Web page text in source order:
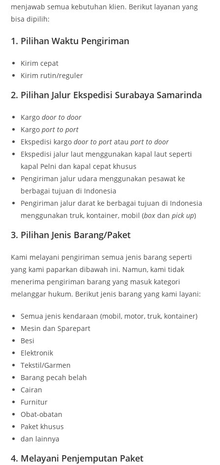
menjawab semua kebutuhan klien. Berikut layanan yang
bisa dipilih:
1. Pilihan Waktu Pengiriman
Kirim cepat
Kirim rutin/reguler
2. Pilihan Jalur Ekspedisi Surabaya Samarinda
Kargodoor to door
Kargoport to port
Ekspedisi kargodoor to port atauport to door
Ekspedisi jalur laut menggunakan kapal laut seperti
kapal Pelni dan kapal cepat khusus
Pengiriman jalur udara menggunakan pesawat ke
berbagai tujuan di Indonesia
Pengiriman jalur darat ke berbagai tujuan di Indonesia
menggunakan truk, kontainer, mobil (box danpick up)
3. Pilihan Jenis Barang/Paket
Kami melayani pengiriman semua jenis barang seperti
yang kami paparkan dibawah ini. Namun, kami tidak
menerima pengiriman barang yang masuk kategori
melanggar hukum. Berikut jenis barang yang kami layani:
Semua jenis kendaraan (mobil, motor, truk, kontainer)
Mesin dan Sparepart
Besi
Elektronik
Tekstil/Garmen
Barang pecah belah
Cairan
Furnitur
Obat-obatan
Paket khusus
dan lainnya
4. Melayani Penjemputan Paket